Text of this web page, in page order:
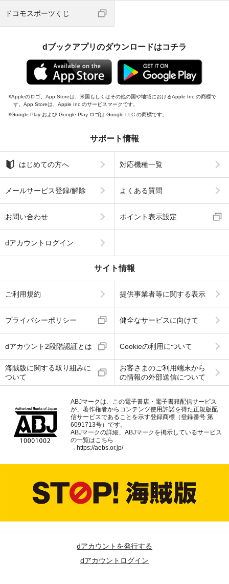
ドコモスポーツくじ
dブックアプリのダウンロードはコチラ
Appleのロゴ、App Storeは、米国もしくはその他の国や地域におけるApple Inc.の商標で
す。App Storeは、Apple Inc.のサービスマークです。
Google Play および Google Play ロゴは Google LLC の商標です。
サポート情報
はじめての方へ 対応機種一覧
メールサービス登録/解除 よくある質問
お問い合わせ ポイント表示設定
dアカウントログイン
サイト情報
ご利用規約 提供事業者等に関する表示
プライバシーポリシー 健全なサービスに向けて
dアカウント2段階認証とは Cookieの利用について
海賊版に関する取り組みに
ついて
お客さまのご利用端末から
の情報の外部送信について
ABJマークは、この電子書店・電子書籍配信サービス
が、著作権者からコンテンツ使用許諾を得た正規版配
信サービスであることを示す登録商標（登録番号 第
6091713号）です。
ABJマークの詳細、ABJマークを掲示しているサービス
の一覧はこちら
→ https://aebs.or.jp/
dアカウントを発行する
dアカウントログイン